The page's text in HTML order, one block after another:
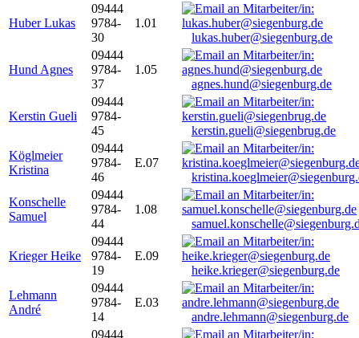
Huber Lukas
09444
9784-
30
1.01
lukas.huber@siegenburg.de
Hund Agnes
09444
9784-
37
1.05
agnes.hund@siegenburg.de
Kerstin Gueli
09444
9784-
45
kerstin.gueli@siegenbrug.de
Köglmeier
Kristina
09444
9784-
46
E.07
Konschelle
Samuel
09444
9784-
44
1.08
Krieger Heike
09444
9784-
19
E.09
heike.krieger@siegenburg.de
Lehmann
André
09444
9784-
14
E.03
andre.lehmann@siegenburg.de
09444